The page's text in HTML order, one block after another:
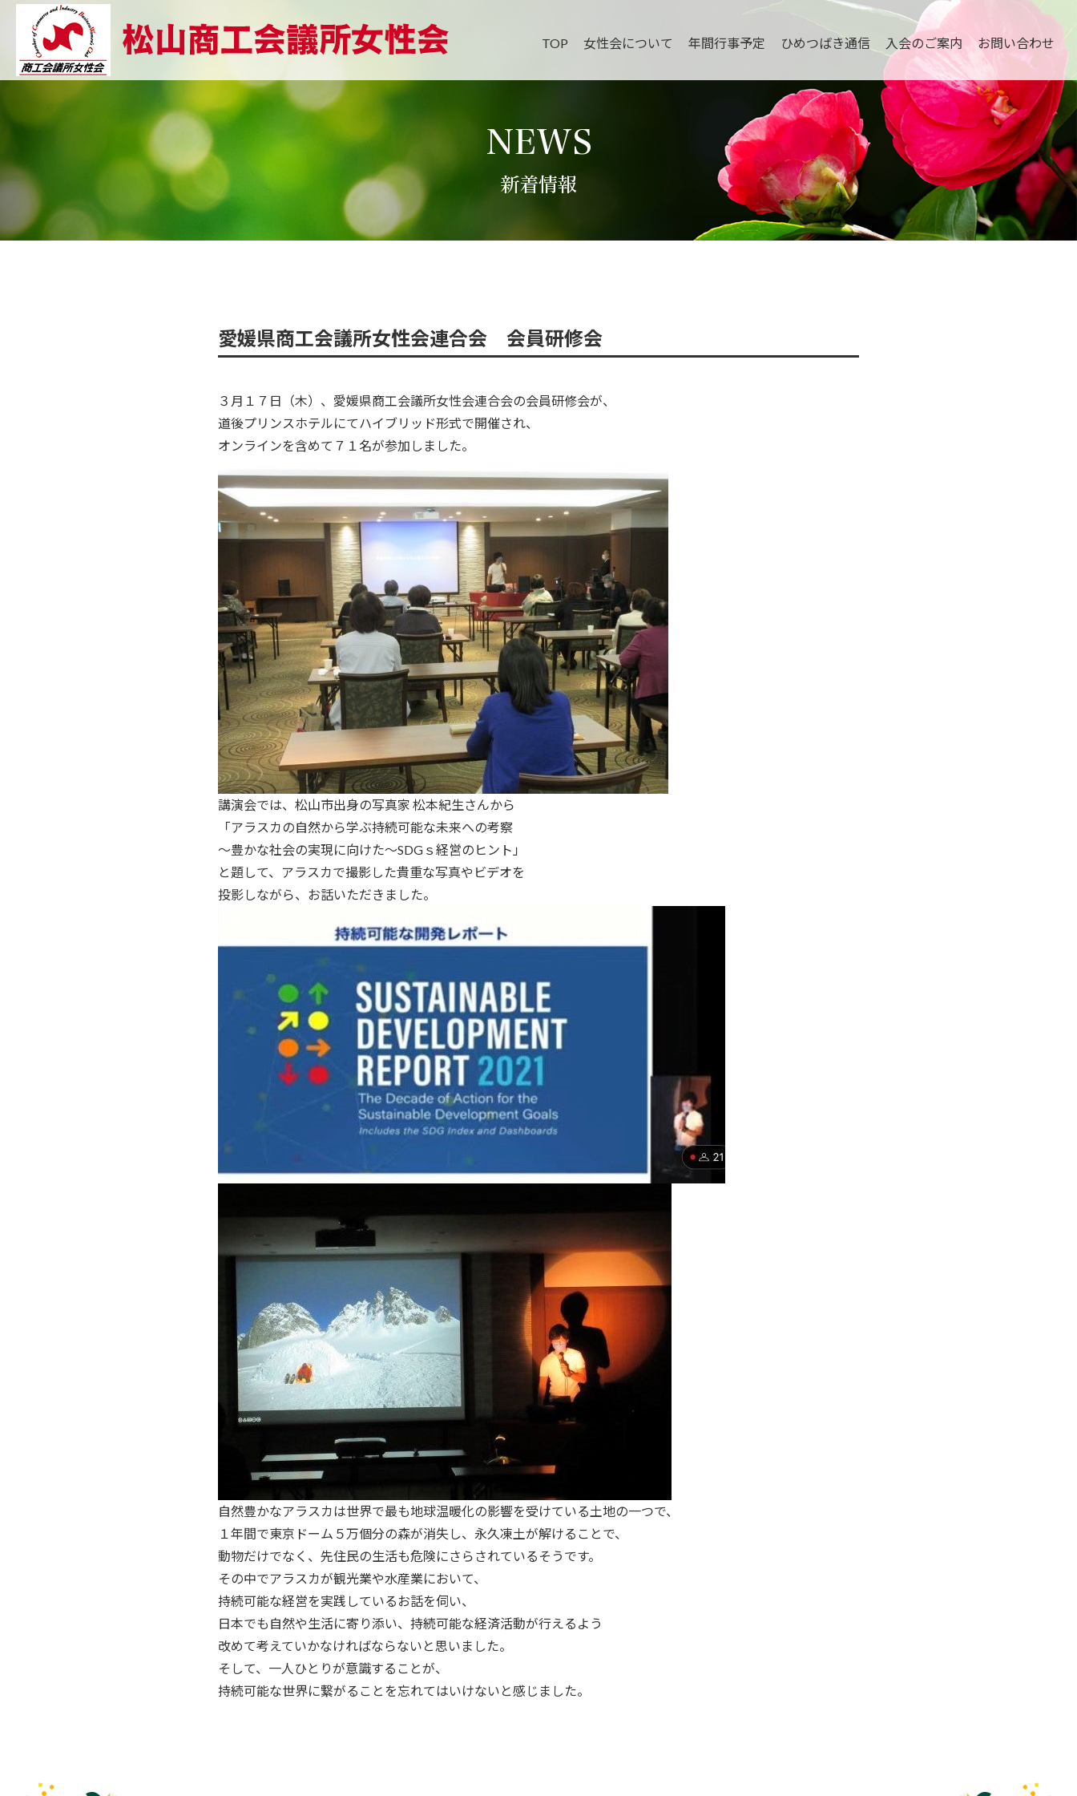
TOP 女性会について 年間行事予定 ひめつばき通信 入会のご案内 お問い合わせ
NEWS
新着情報
愛媛県商工会議所女性会連合会 会員研修会
３月１７日（木）、愛媛県商工会議所女性会連合会の会員研修会が、
道後プリンスホテルにてハイブリッド形式で開催され、
オンラインを含めて７１名が参加しました。
講演会では、松山市出身の写真家 松本紀生さんから
「アラスカの自然から学ぶ持続可能な未来への考察
～豊かな社会の実現に向けた～SDGｓ経営のヒント」
と題して、アラスカで撮影した貴重な写真やビデオを
投影しながら、お話いただきました。
自然豊かなアラスカは世界で最も地球温暖化の影響を受けている土地の一つで、
１年間で東京ドーム５万個分の森が消失し、永久凍土が解けることで、
動物だけでなく、先住民の生活も危険にさらされているそうです。
その中でアラスカが観光業や水産業において、
持続可能な経営を実践しているお話を伺い、
日本でも自然や生活に寄り添い、持続可能な経済活動が行えるよう
改めて考えていかなければならないと思いました。
そして、一人ひとりが意識することが、
持続可能な世界に繋がることを忘れてはいけないと感じました。